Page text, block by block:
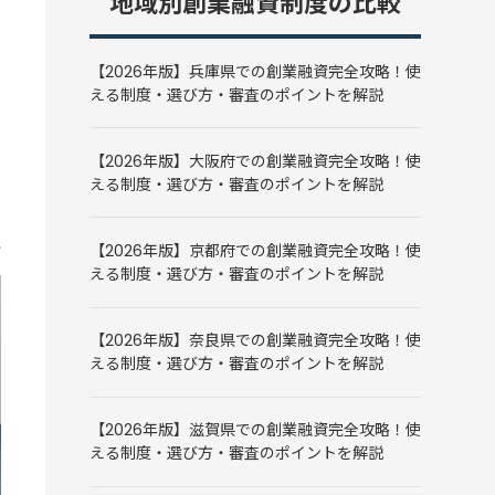
【2026年版】兵庫県での創業融資完全攻略！使
える制度・選び方・審査のポイントを解説
【2026年版】大阪府での創業融資完全攻略！使
える制度・選び方・審査のポイントを解説
【2026年版】京都府での創業融資完全攻略！使
える制度・選び方・審査のポイントを解説
【2026年版】奈良県での創業融資完全攻略！使
える制度・選び方・審査のポイントを解説
【2026年版】滋賀県での創業融資完全攻略！使
える制度・選び方・審査のポイントを解説